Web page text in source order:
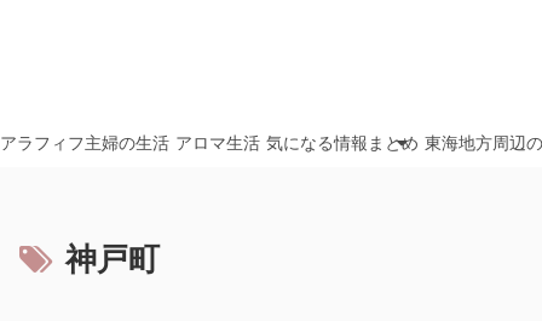
アラフィフ主婦の生活 アロマ生活 気になる情報まとめ 東海地方周辺
神戸町